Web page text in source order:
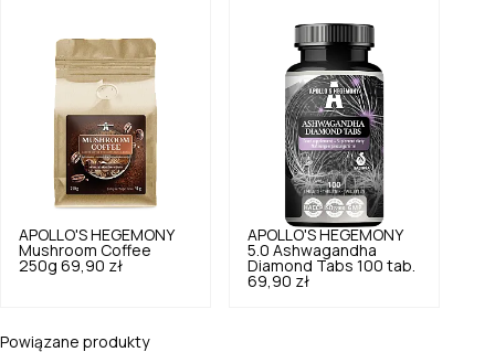
APOLLO'S HEGEMONY
Mushroom Coffee
250g 69,90 zł
APOLLO'S HEGEMONY
5.0 Ashwagandha
Diamond Tabs 100 tab.
69,90 zł
Powiązane produkty